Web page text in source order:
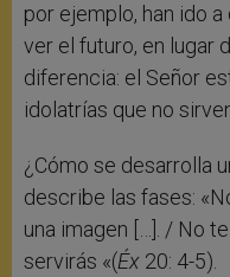
por ejemplo, han ido
ver el futuro, en lugar
diferencia: el Señor
idolatrías que no
¿Cómo se desarrolla
describe las fases:
una imagen […]. / No
servirás «(Éx 20: 4-5).